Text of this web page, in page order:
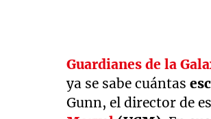
Guardianes de la
ya se sabe cuántas
Gunn, el director de